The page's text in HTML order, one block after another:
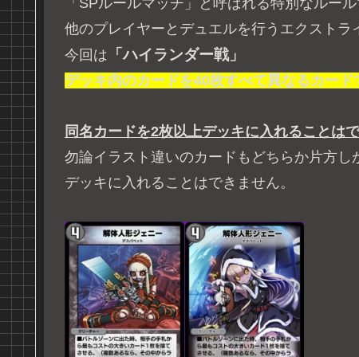
他のプレイヤーとデュエルを行うエクストラ
今回は 「ハイランダー戦」
デッキ内のカードを40枚すべて異なるカード
同名カードを2枚以上デッキに入れることは
勿論イラスト違いのカードもどちらか片方し
デッキに入れることはできません。